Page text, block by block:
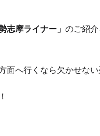
志摩ライナー」 のご紹
へ行くなら欠かせない